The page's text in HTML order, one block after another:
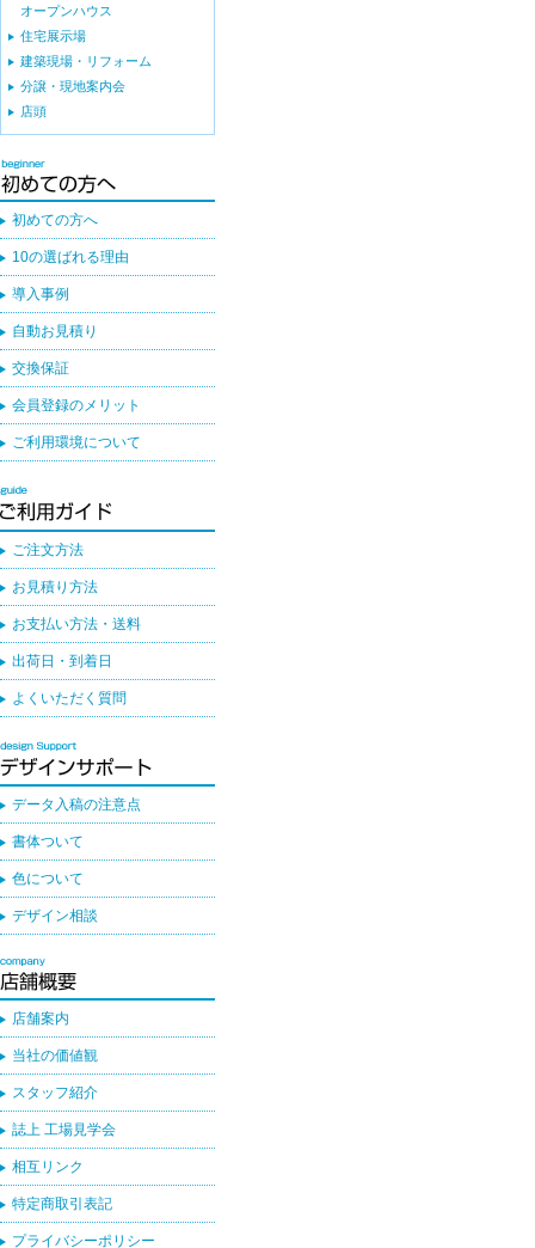
オープンハウス
住宅展示場
建築現場・リフォーム
分譲・現地案内会
店頭
初めての方へ
10の選ばれる理由
導入事例
自動お見積り
交換保証
会員登録のメリット
ご利用環境について
ご注文方法
お見積り方法
お支払い方法・送料
出荷日・到着日
よくいただく質問
データ入稿の注意点
書体ついて
色について
デザイン相談
店舗案内
当社の価値観
スタッフ紹介
誌上 工場見学会
相互リンク
特定商取引表記
プライバシーポリシー